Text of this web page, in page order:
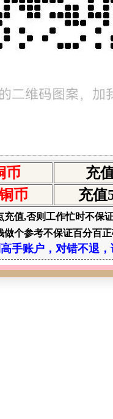
币
充
币 充值
充值,否则工作忙时不保
个参考不保证百分百
手账户，对错不退